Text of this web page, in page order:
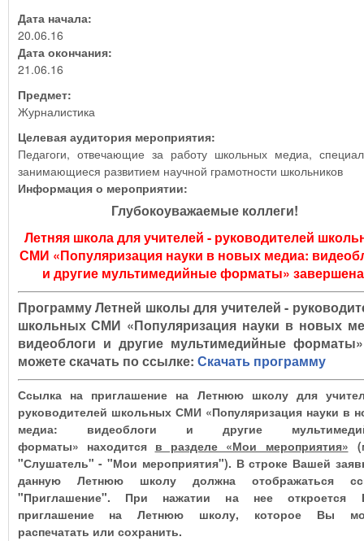
Дата начала:
20.06.16
Дата окончания:
21.06.16
Предмет:
Журналистика
Целевая аудитория мероприятия:
Педагоги, отвечающие за работу школьных медиа,
занимающиеся развитием научной грамотности школьников
Информация о мероприятии:
Глубокоуважаемые коллеги!
Летняя школа для учителей - руководителей
СМИ «Популяризация науки в новых медиа:
и другие мультимедийные форматы» завершена
Программу Летней школы для учителей -
школьных СМИ «Популяризация науки в новых
видеоблоги и другие мультимедийные
можете скачать по ссылке: Скачать программу
Ссылка на приглашение на Летнюю школу для
руководителей школьных СМИ «Популяризация науки в
медиа: видеоблоги и другие
форматы» находится в разделе «Мои мероприятия»
"Слушатель" - "Мои мероприятия"). В строке Вашей
данную Летнюю школу должна отображаться
"Приглашение". При нажатии на нее откроется
приглашение на Летнюю школу, которое Вы
распечатать или сохранить.